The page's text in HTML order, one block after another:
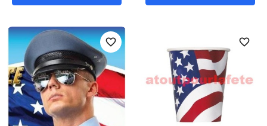
favorite_border favorite_border